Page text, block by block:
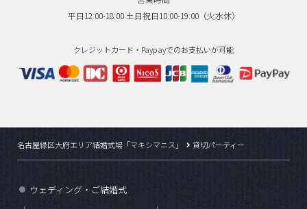
平日12:00-18:00 土日祝日10:00-19:00（火水休）
クレジットカード・Paypayでのお支払いが可能
名古屋緑区大府エリア結婚式場「マキシマニス」 貸切パーティー
● ウェディング・ご結婚式